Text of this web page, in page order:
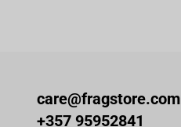
care@fragstore.com
+357 95952841